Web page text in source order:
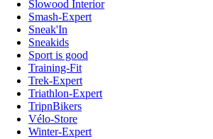
Slowood Interior
Smash-Expert
Sneak'In
Sneakids
Sport is good
Training-Fit
Trek-Expert
Triathlon-Expert
TripnBikers
Vélo-Store
Winter-Expert